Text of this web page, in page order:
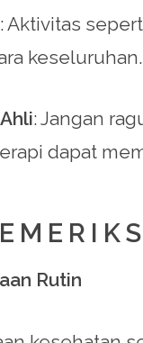
: Aktivitas
keseluruhan.
: Jangan
dapat
Rutin